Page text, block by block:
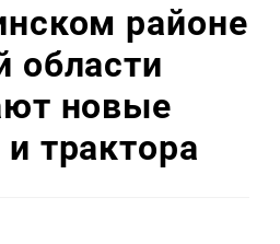
районе
области
новые
трактора